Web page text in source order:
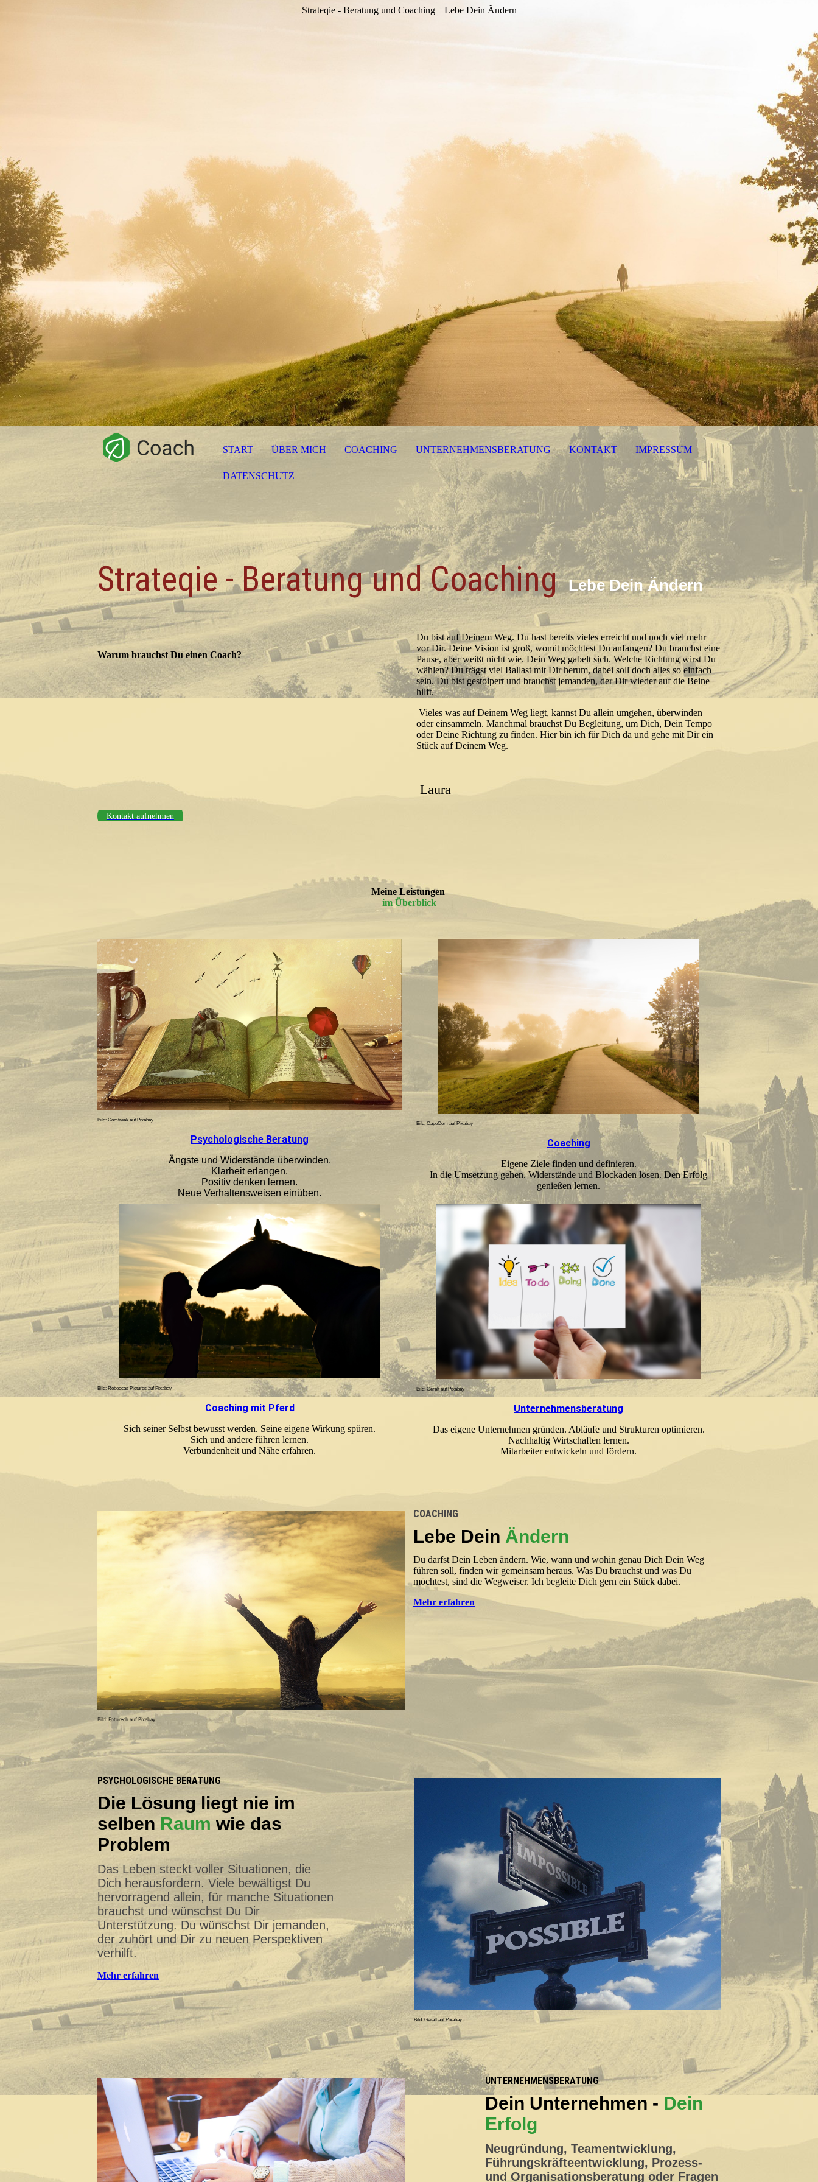
Strateqie - Beratung und Coaching Lebe Dein Ändern
START ÜBER MICH COACHING UNTERNEHMENSBERATUNG KONTAKT IMPRESSUM
DATENSCHUTZ
Strateqie - Beratung und Coaching Lebe Dein Ändern
Warum brauchst Du einen Coach?
Du bist auf Deinem Weg. Du hast bereits vieles erreicht und noch viel mehr
vor Dir. Deine Vision ist groß, womit möchtest Du anfangen? Du brauchst eine
Pause, aber weißt nicht wie. Dein Weg gabelt sich. Welche Richtung wirst Du
wählen? Du trägst viel Ballast mit Dir herum, dabei soll doch alles so einfach
sein. Du bist gestolpert und brauchst jemanden, der Dir wieder auf die Beine
hilft.
Vieles was auf Deinem Weg liegt, kannst Du allein umgehen, überwinden
oder einsammeln. Manchmal brauchst Du Begleitung, um Dich, Dein Tempo
oder Deine Richtung zu finden. Hier bin ich für Dich da und gehe mit Dir ein
Stück auf Deinem Weg.
Laura
Kontakt aufnehmen
Meine Leistungen
im Überblick
Bild: Comfreak auf Pixabay
Psychologische Beratung
Ängste und Widerstände überwinden.
Klarheit erlangen.
Positiv denken lernen.
Neue Verhaltensweisen einüben.
Bild: CapeCom auf Pixabay
Coaching
Eigene Ziele finden und definieren.
In die Umsetzung gehen. Widerstände und Blockaden lösen. Den Erfolg
genießen lernen.
Bild: Rebeccas Pictures auf Pixabay
Coaching mit Pferd
Sich seiner Selbst bewusst werden. Seine eigene Wirkung spüren.
Sich und andere führen lernen.
Verbundenheit und Nähe erfahren.
Bild: Geralt auf Pixabay
Unternehmensberatung
Das eigene Unternehmen gründen. Abläufe und Strukturen optimieren.
Nachhaltig Wirtschaften lernen.
Mitarbeiter entwickeln und fördern.
Bild: Fotorech auf Pixabay
COACHING
Lebe Dein Ändern
Du darfst Dein Leben ändern. Wie, wann und wohin genau Dich Dein Weg
führen soll, finden wir gemeinsam heraus. Was Du brauchst und was Du
möchtest, sind die Wegweiser. Ich begleite Dich gern ein Stück dabei.
Mehr erfahren
PSYCHOLOGISCHE BERATUNG
Die Lösung liegt nie im
selben Raum wie das
Problem
Das Leben steckt voller Situationen, die
Dich herausfordern. Viele bewältigst Du
hervorragend allein, für manche Situationen
brauchst und wünschst Du Dir
Unterstützung. Du wünschst Dir jemanden,
der zuhört und Dir zu neuen Perspektiven
verhilft.
Mehr erfahren
Bild: Geralt auf Pixabay
UNTERNEHMENSBERATUNG
Dein Unternehmen - Dein
Erfolg
Neugründung, Teamentwicklung,
Führungskräfteentwicklung, Prozess-
und Organisationsberatung oder Fragen